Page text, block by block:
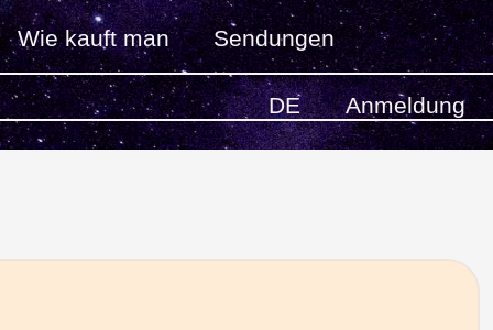
Wie kauft man Sendungen
Anmeldung
DE